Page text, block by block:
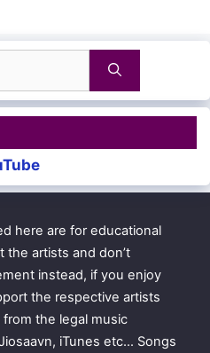
here are for educational
the artists and don’t
instead, if you enjoy
the respective artists
the legal music
iTunes etc… Songs